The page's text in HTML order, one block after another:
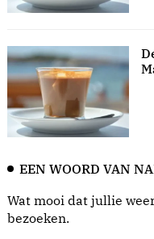
EEN WOORD VAN
Wat mooi dat jullie
bezoeken.